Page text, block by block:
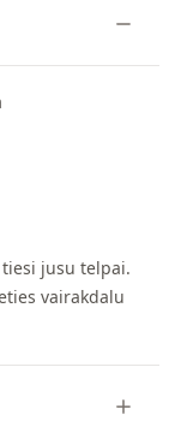
jusu telpai.
vairakdalu